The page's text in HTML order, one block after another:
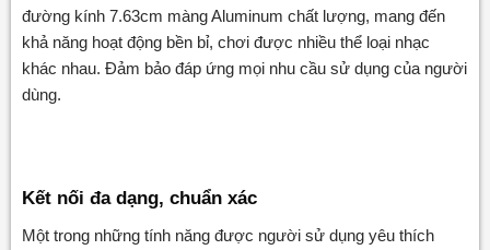
đường kính 7.63cm màng Aluminum chất lượng, mang đến
khả năng hoạt động bền bỉ, chơi được nhiều thể loại nhạc
khác nhau. Đảm bảo đáp ứng mọi nhu cầu sử dụng của người
dùng.
Kết nối đa dạng, chuẩn xác
Một trong những tính năng được người sử dụng yêu thích